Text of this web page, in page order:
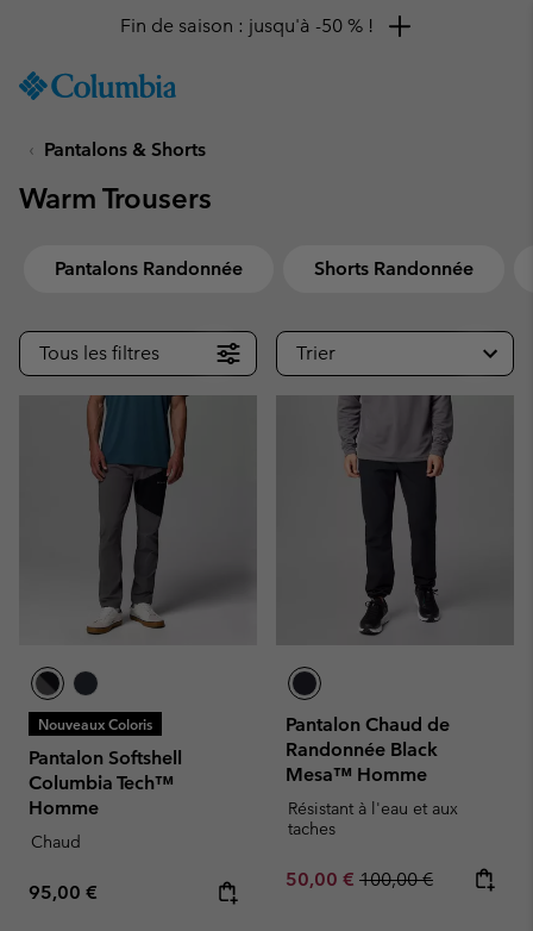
TO
SKIP
MAIN
SKIP
Fin de saison : jusqu'à -50 % !
Pantalons & Shorts
Warm Trousers
Pantalons Randonnée Shorts Randonnée
Tous les filtres Trier
Nouveaux Coloris
Pantalon Softshell
Columbia Tech™
Homme
Chaud
Regular price:
95,00 €
Pantalon Chaud de
Randonnée Black
Mesa™ Homme
Résistant à l'eau et aux
taches
Sale price:
50,00 € Regular price:
100,00 €